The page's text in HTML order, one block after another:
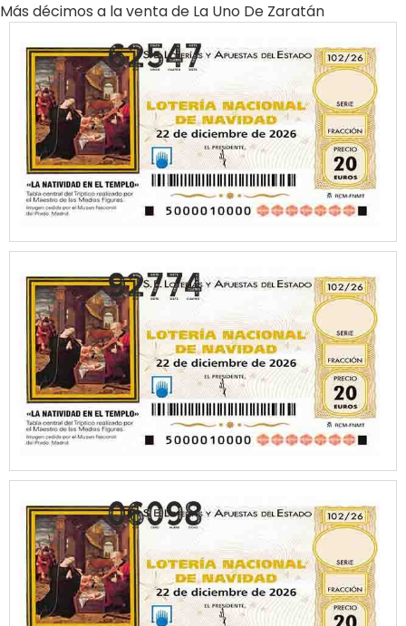
Más décimos a la venta de La Uno De Zaratán